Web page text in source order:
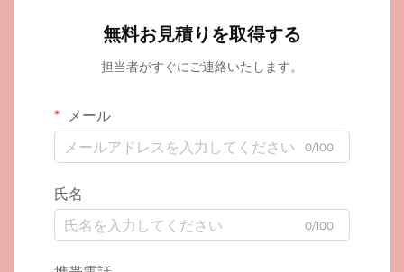
無料お見積りを取得する
担当者がすぐにご連絡いたします。
メール
0/100
氏名
0/100